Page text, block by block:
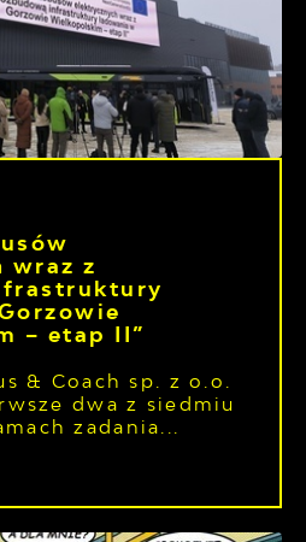
wraz z
– etap II”
& Coach sp. z o.o.
dwa z siedmiu
zadania...